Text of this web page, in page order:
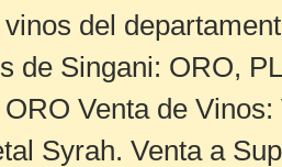
del
de Singani: ORO,
Venta de
Syrah. Venta a